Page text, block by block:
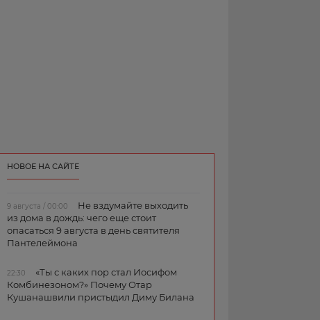
НОВОЕ НА САЙТЕ
9 августа / 00:00
Не вздумайте выходить
из дома в дождь: чего еще стоит
опасаться 9 августа в день святителя
Пантелеймона
22:30
«Ты с каких пор стал Иосифом
Комбинезоном?» Почему Отар
Кушанашвили пристыдил Диму Билана